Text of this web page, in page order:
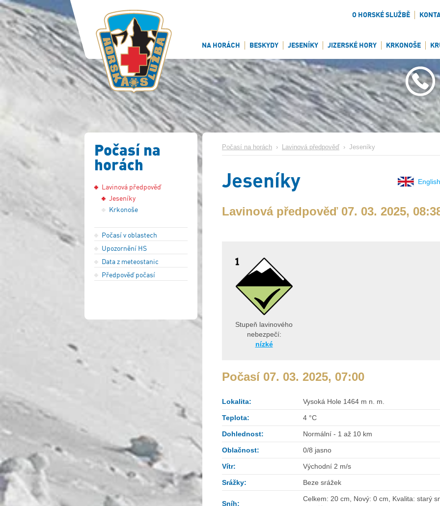
O HORSKÉ SLUŽBĚ
NA HORÁCH BESKYDY JESENÍKY JIZERSKÉ HORY KRKONOŠE
Počasí na
horách
Lavinová předpověď
Jeseníky
Krkonoše
Počasí v oblastech
Upozornění HS
Data z meteostanic
Předpověď počasí
Počasí na horách › Lavinová předpověď › Jeseníky
Jeseníky
Lavinová předpověď 07. 03. 2025,
Stupeň lavinového
nebezpečí:
nízké
Počasí 07. 03. 2025, 07:00
Lokalita: Vysoká Hole 1464 m n. m.
Teplota: 4 °C
Dohlednost: Normální - 1 až 10 km
Oblačnost: 0/8 jasno
Vítr: Východní 2 m/s
Srážky: Beze srážek
Sníh:
Celkem: 20 cm, Nový: 0 cm, Kvalita: starý